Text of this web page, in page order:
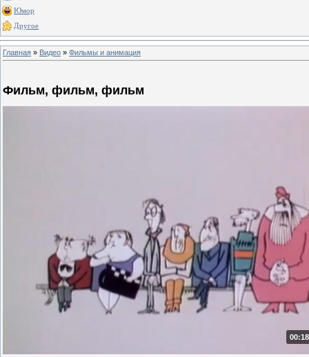
Юмор
Другое
Главная » Видео » Фильмы и анимация
Фильм, фильм, фильм